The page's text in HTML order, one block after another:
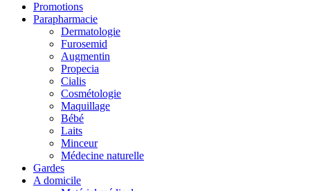
Promotions
Parapharmacie
Dermatologie
Furosemid
Augmentin
Propecia
Cialis
Cosmétologie
Maquillage
Bébé
Laits
Minceur
Médecine naturelle
Gardes
A domicile